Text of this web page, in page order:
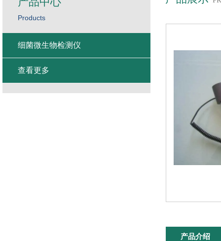
产品介绍
Products
细菌微生物检测仪
查看更多